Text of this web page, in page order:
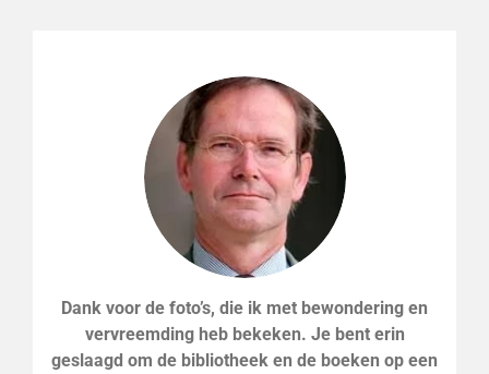
Dank voor de foto’s, die ik met bewondering en
vervreemding heb bekeken. Je bent erin
geslaagd om de bibliotheek en de boeken op een